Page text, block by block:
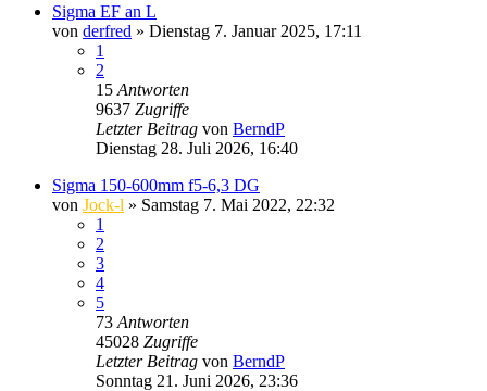
Sigma EF an L
von derfred » Dienstag 7. Januar 2025, 17:11
1
2
15 Antworten
9637 Zugriffe
Letzter Beitrag von BerndP
Dienstag 28. Juli 2026, 16:40
Sigma 150-600mm f5-6,3 DG
von Jock-l » Samstag 7. Mai 2022, 22:32
1
2
3
4
5
73 Antworten
45028 Zugriffe
Letzter Beitrag von BerndP
Sonntag 21. Juni 2026, 23:36